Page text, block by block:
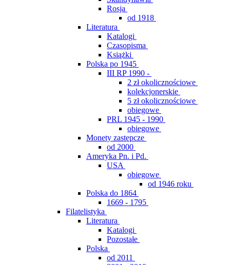
Rosja
od 1918
Literatura
Katalogi
Czasopisma
Książki
Polska po 1945
III RP 1990 -
2 zł okolicznościowe
kolekcjonerskie
5 zł okolicznościowe
obiegowe
PRL 1945 - 1990
obiegowe
Monety zastępcze
od 2000
Ameryka Pn. i Pd.
USA
obiegowe
od 1946 roku
Polska do 1864
1669 - 1795
Filatelistyka
Literatura
Katalogi
Pozostałe
Polska
od 2011